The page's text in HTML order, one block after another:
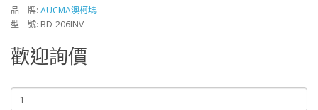
品 牌: AUCMA澳柯瑪
型 號: BD-206INV
歡迎詢價